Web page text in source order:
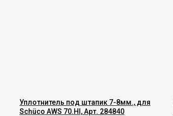
Уплотнитель под штапик 7-8мм., для
Schüco AWS 70.HI, Арт. 284840